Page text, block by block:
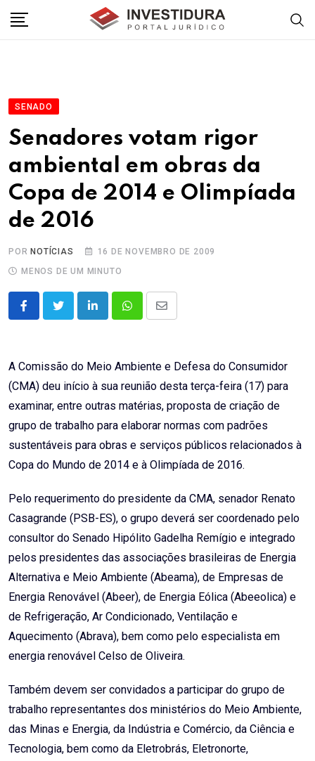
SENADO
Senadores votam rigor
ambiental em obras da
Copa de 2014 e Olimpíada
de 2016
POR NOTÍCIAS
16 DE NOVEMBRO DE 2009
MENOS DE UM MINUTO
LinkedInWhatsappShare
A Comissão do Meio Ambiente e Defesa do Consumidor
(CMA) deu início à sua reunião desta terça-feira (17) para
examinar, entre outras matérias, proposta de criação de
grupo de trabalho para elaborar normas com padrões
sustentáveis para obras e serviços públicos relacionados à
Copa do Mundo de 2014 e à Olimpíada de 2016.
Pelo requerimento do presidente da CMA, senador Renato
Casagrande (PSB-ES), o grupo deverá ser coordenado pelo
consultor do Senado Hipólito Gadelha Remígio e integrado
pelos presidentes das associações brasileiras de Energia
Alternativa e Meio Ambiente (Abeama), de Empresas de
Energia Renovável (Abeer), de Energia Eólica (Abeeolica) e
de Refrigeração, Ar Condicionado, Ventilação e
Aquecimento (Abrava), bem como pelo especialista em
energia renovável Celso de Oliveira.
Também devem ser convidados a participar do grupo de
trabalho representantes dos ministérios do Meio Ambiente,
das Minas e Energia, da Indústria e Comércio, da Ciência e
Tecnologia, bem como da Eletrobrás, Eletronorte,